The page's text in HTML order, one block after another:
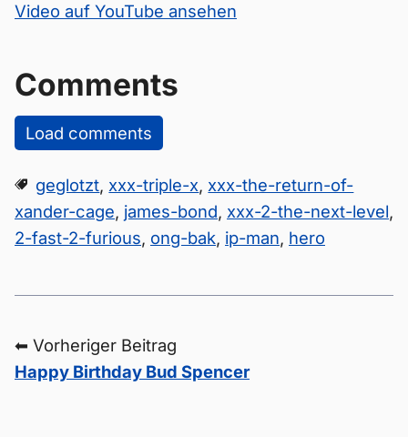
Video auf YouTube ansehen
Comments
Load comments
geglotzt, xxx-triple-x, xxx-the-return-of-
xander-cage, james-bond, xxx-2-the-next-level,
2-fast-2-furious, ong-bak, ip-man, hero
⬅ Vorheriger Beitrag
Happy Birthday Bud Spencer